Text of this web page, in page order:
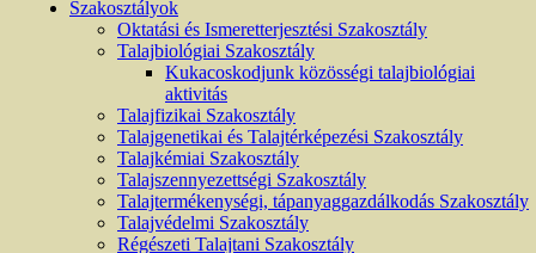
Szakosztályok
Oktatási és Ismeretterjesztési Szakosztály
Talajbiológiai Szakosztály
Kukacoskodjunk közösségi talajbiológiai
aktivitás
Talajfizikai Szakosztály
Talajgenetikai és Talajtérképezési Szakosztály
Talajkémiai Szakosztály
Talajszennyezettségi Szakosztály
Talajtermékenységi, tápanyaggazdálkodás Szakosztály
Talajvédelmi Szakosztály
Régészeti Talajtani Szakosztály